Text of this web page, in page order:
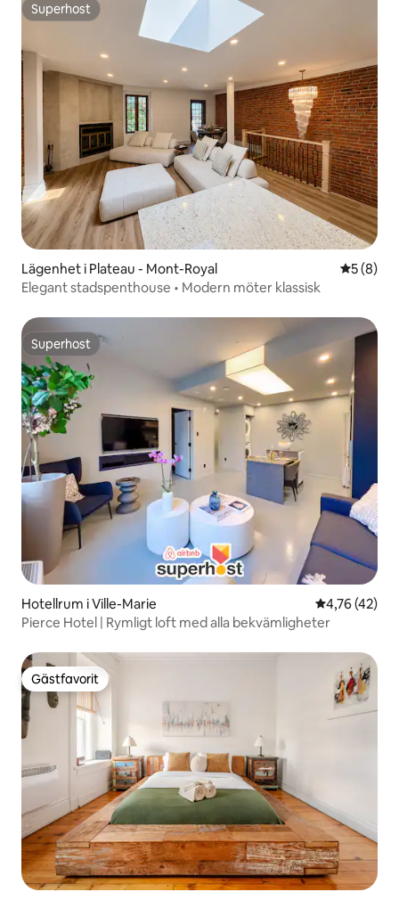
Superhost
Superhost
Lägenhet i Plateau - Mont-Royal 5 av 5 i
5 (8)
Elegant stadspenthouse • Modern möter klassisk
Superhost
Superhost
Hotellrum i Ville-Marie 4,76 av 5 i
4,76 (42)
Pierce Hotel | Rymligt loft med alla bekvämligheter
Gästfavorit
Gästfavorit